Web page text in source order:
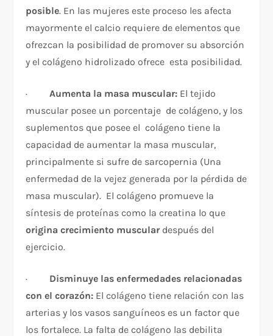
posible. En las mujeres este proceso les afecta
mayormente el calcio requiere de elementos que
ofrezcan la posibilidad de promover su absorción
y el colágeno hidrolizado ofrece esta posibilidad.
· Aumenta la masa muscular: El tejido
muscular posee un porcentaje de colágeno, y los
suplementos que posee el colágeno tiene la
capacidad de aumentar la masa muscular,
principalmente si sufre de sarcopernia (Una
enfermedad de la vejez generada por la pérdida de
masa muscular). El colágeno promueve la
síntesis de proteínas como la creatina lo que
origina crecimiento musculardespués del
ejercicio.
· Disminuye las enfermedades relacionadas
con el corazón: El colágeno tiene relación con las
arterias y los vasos sanguíneos es un factor que
los fortalece. La falta de colágeno las debilita